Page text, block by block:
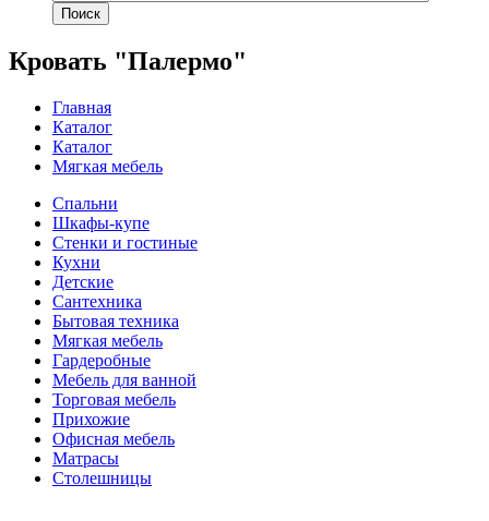
Поиск
Кровать "Палермо"
Главная
Каталог
Каталог
Мягкая мебель
Спальни
Шкафы-купе
Стенки и гостиные
Кухни
Детские
Сантехника
Бытовая техника
Мягкая мебель
Гардеробные
Мебель для ванной
Торговая мебель
Прихожие
Офисная мебель
Матрасы
Столешницы